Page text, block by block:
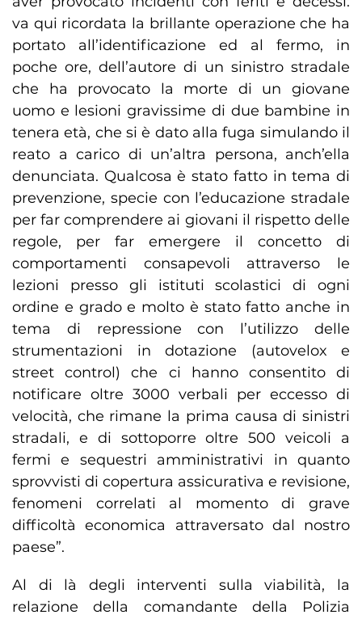
va qui ricordata la brillante operazione che ha
portato all’identificazione ed al fermo, in
poche ore, dell’autore di un sinistro stradale
che ha provocato la morte di un giovane
uomo e lesioni gravissime di due bambine in
tenera età, che si è dato alla fuga simulando il
reato a carico di un’altra persona, anch’ella
denunciata. Qualcosa è stato fatto in tema di
prevenzione, specie con l’educazione stradale
per far comprendere ai giovani il rispetto delle
regole, per far emergere il concetto di
comportamenti consapevoli attraverso le
lezioni presso gli istituti scolastici di ogni
ordine e grado e molto è stato fatto anche in
tema di repressione con l’utilizzo delle
strumentazioni in dotazione (autovelox e
street control) che ci hanno consentito di
notificare oltre 3000 verbali per eccesso di
velocità, che rimane la prima causa di sinistri
stradali, e di sottoporre oltre 500 veicoli a
fermi e sequestri amministrativi in quanto
sprovvisti di copertura assicurativa e revisione,
fenomeni correlati al momento di grave
difficoltà economica attraversato dal nostro
paese”.
Al di là degli interventi sulla viabilità, la
relazione della comandante della Polizia